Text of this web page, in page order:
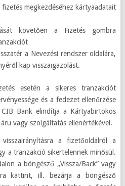
megkezdéséhez kártyaadatait
követően a Fizetés gombra
a Nevezési rendszer oldalára,
kap visszaigazolást.
esetén a sikeres tranzakciót
és a fedezet ellenőrzése
Bank elindítja a Kártyabirtokos
vagy szolgáltatás ellenértékével.
a fizetőoldalról a
a tranzakció sikertelennek minősül.
a böngésző „Vissza/Back” vagy
kattint, ill. bezárja a böngésző